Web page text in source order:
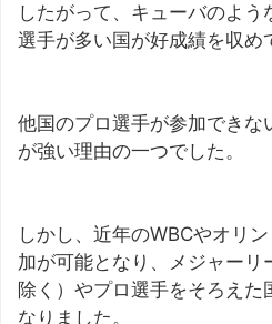
したがって、キューバのよ
選手が多い国が好成績を収め
他国のプロ選手が参加できな
が強い理由の一つでした。
しかし、近年のWBCやオリ
加が可能となり、メジャーリ
除く）やプロ選手をそろえ
なりました。